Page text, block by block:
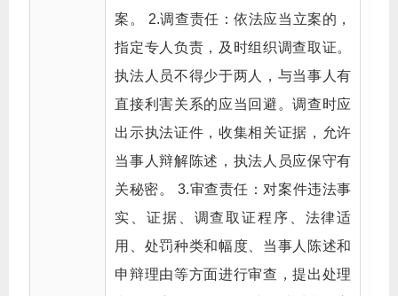
案。 2.调查责任：依法应当立案的，
指定专人负责，及时组织调查取证。
执法人员不得少于两人，与当事人有
直接利害关系的应当回避。调查时应
出示执法证件，收集相关证据，允许
当事人辩解陈述，执法人员应保守有
关秘密。 3.审查责任：对案件违法事
实、证据、调查取证程序、法律适
用、处罚种类和幅度、当事人陈述和
申辩理由等方面进行审查，提出处理